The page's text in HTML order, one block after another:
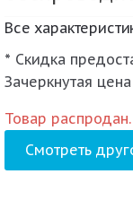
Все
* Скидка
Зачеркнутая
Товар распродан.
Смотреть